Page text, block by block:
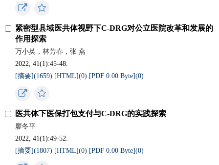
紧密型县域医共体视野下C-DRG对公立医院改革和发展的
作用探索
万小英，林芳春，张 燕
2022, 41(1):45-48.
[摘要](1659) [HTML](0) [PDF 0.00 Byte](0)
医共体下医保打包支付与C-DRG的实践探索
廖冬平
2022, 41(1):49-52.
[摘要](1807) [HTML](0) [PDF 0.00 Byte](0)